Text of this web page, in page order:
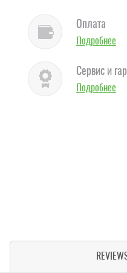
Оплата
Подробнее
Сервис и
Подробнее